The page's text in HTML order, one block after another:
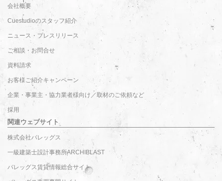
会社概要
Cuestudioのスタッフ紹介
ニュース・プレスリリース
ご相談・お問合せ
資料請求
お客様ご紹介キャンペーン
企業・事業主・協力業者様向け／取材のご依頼など
採用
関連ウェブサイト
株式会社バレッグス
一級建築士設計事務所ARCHIBLAST
バレッグス賃貸情報総合サイト